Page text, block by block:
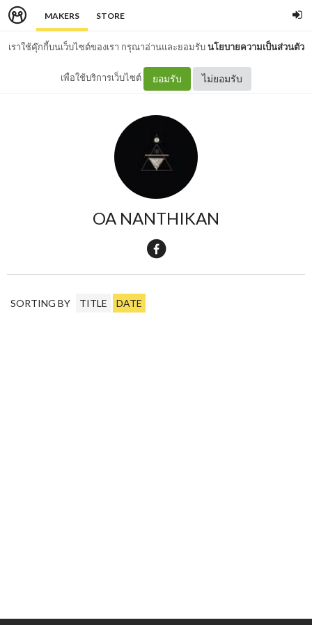
MAKERS STORE
เราใช้คุ๊กกี้บนเว็บไซต์ของเรา กรุณาอ่านและยอมรับนโยบายความเป็นส่วนตัว
เพื่อใช้บริการเว็บไซต์ ยอมรับ ไม่ยอมรับ
OA NANTHIKAN
SORTING BY TITLE DATE